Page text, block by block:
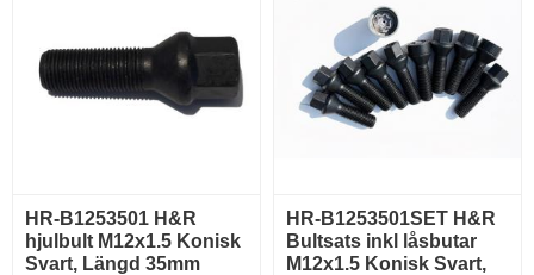
HR-B1253501 H&R
hjulbult M12x1.5 Konisk
Svart, Längd 35mm
HR-B1253501SET H&R
Bultsats inkl låsbutar
M12x1.5 Konisk Svart,